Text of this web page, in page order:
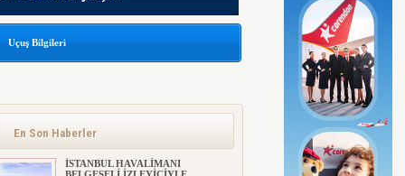
Uçuş Bilgileri
En Son Haberler
İSTANBUL HAVALİMANI